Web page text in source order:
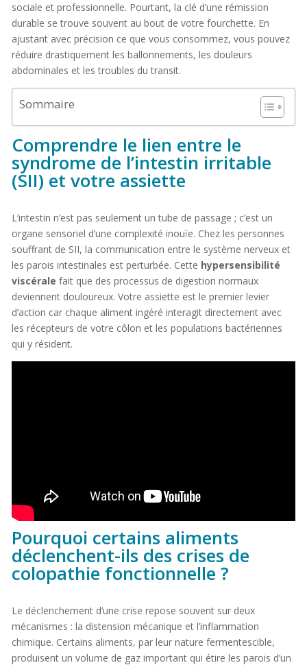
sociale et professionnelle. Pourtant, la clé d’une rémission
durable se trouve souvent au bout de votre fourchette. En
ajustant avec précision ce que vous consommez, vous pouvez
réduire drastiquement les ballonnements, les douleurs
abdominales et les troubles du transit.
Sommaire
Comprendre le lien entre le
syndrome de l’intestin irritable
(SII) et votre assiette
L’intestin n’est pas seulement un tube de passage ; c’est un
organe sensoriel d’une complexité inouïe. Chez les personnes
souffrant de SII, la communication entre le système nerveux et
les parois intestinales est perturbée. Cette hypersensibilité
viscérale fait que des processus de digestion normaux
deviennent douloureux. Votre assiette est le premier levier
d’action car chaque aliment ingéré interagit directement avec
les récepteurs de votre côlon et les populations bactériennes
qui y résident.
Pourquoi certains aliments
déclenchent-ils des crises de
colopathie fonctionnelle ?
Le déclenchement d’une crise repose souvent sur deux
mécanismes : la distension mécanique et l’inflammation
chimique. Certains aliments, par leur nature fermentescible,
produisent un volume de gaz important qui étire les parois d’un